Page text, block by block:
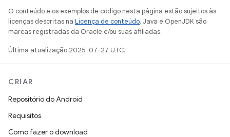
O conteúdo e os exemplos de código nesta página estão sujeitos às
licenças descritas na Licença de conteúdo. Java e OpenJDK são
marcas registradas da Oracle e/ou suas afiliadas.
Última atualização 2025-07-27 UTC.
CRIAR
Repositório do Android
Requisitos
Como fazer o download